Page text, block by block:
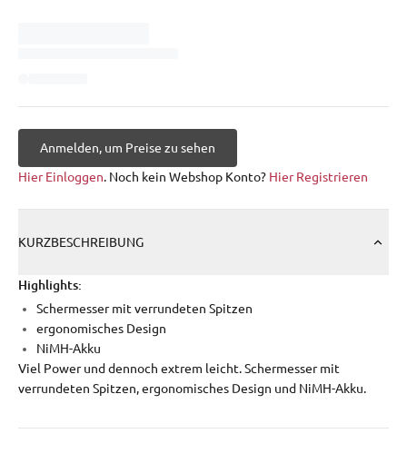
Anmelden, um Preise zu sehen
Hier Einloggen. Noch kein Webshop Konto? Hier Registrieren
KURZBESCHREIBUNG
Highlights:
Schermesser mit verrundeten Spitzen
ergonomisches Design
NiMH-Akku
Viel Power und dennoch extrem leicht. Schermesser mit
verrundeten Spitzen, ergonomisches Design und NiMH-Akku.